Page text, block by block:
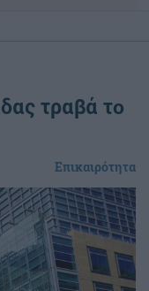
τραβά το
Επικαιρότητα